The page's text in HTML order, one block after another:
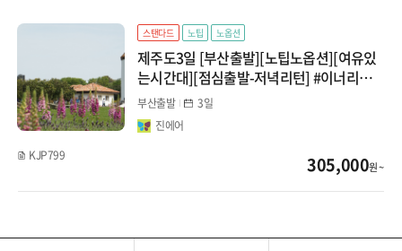
스탠다드 노팁 노옵션
제주도3일 [부산출발][노팁노옵션][여유있
는시간대][점심출발-저녁리턴] #이너리스 #
더케이쇼 #서귀포유람선 #허브동산 #카멜
리아힐
부산출발
3일
진에어
KJP799
305,000원 ~